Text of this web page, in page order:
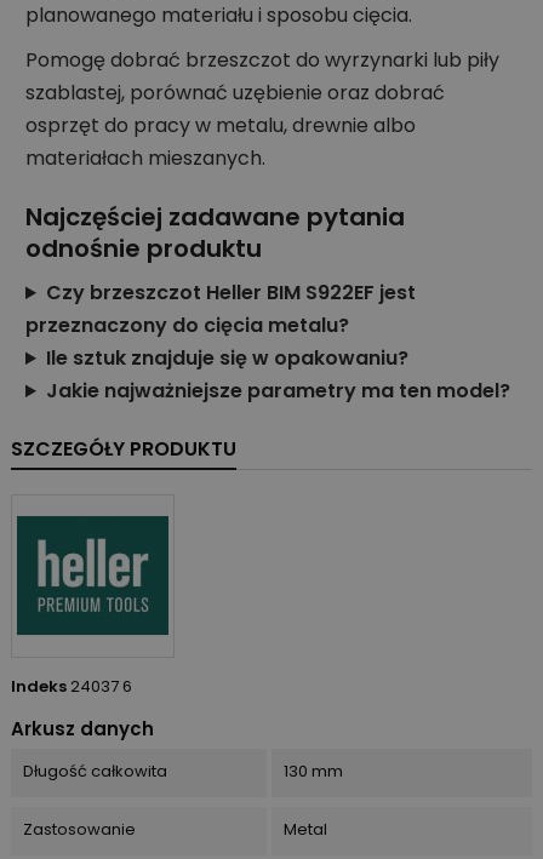
planowanego materiału i sposobu cięcia.
Pomogę dobrać brzeszczot do wyrzynarki lub piły
szablastej, porównać uzębienie oraz dobrać
osprzęt do pracy w metalu, drewnie albo
materiałach mieszanych.
Najczęściej zadawane pytania
odnośnie produktu
Czy brzeszczot Heller BIM S922EF jest
przeznaczony do cięcia metalu?
Ile sztuk znajduje się w opakowaniu?
Jakie najważniejsze parametry ma ten model?
SZCZEGÓŁY PRODUKTU
Indeks 24037 6
Arkusz danych
Długość całkowita 130 mm
Zastosowanie Metal